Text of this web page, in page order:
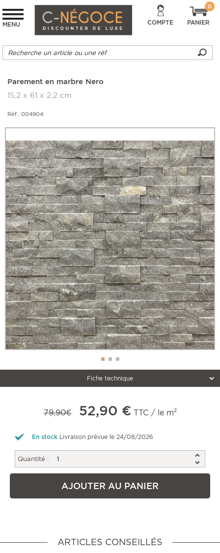
MENU COMPTE PANIER
0
Parement en marbre Nero
15,2 x 61 x 2,2 cm
Réf.: 004904
Fiche technique
79,90€ 52,90 € TTC / le m²
En stock Livraison prévue le 24/08/2026
Quantité :
AJOUTER AU PANIER
ARTICLES CONSEILLÉS